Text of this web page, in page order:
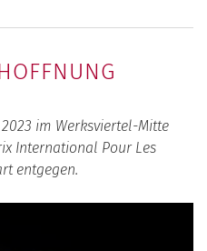
2023 im Werksviertel-Mitte
International Pour Les
entgegen.